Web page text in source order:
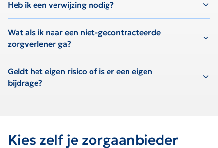
Heb ik een verwijzing nodig?
Wat als ik naar een niet-gecontracteerde
zorgverlener ga?
Geldt het eigen risico of is er een eigen
bijdrage?
Kies zelf je zorgaanbieder